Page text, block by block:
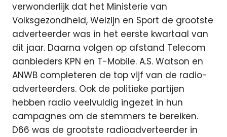
verwonderlijk dat het Ministerie van
Volksgezondheid, Welzijn en Sport de grootste
adverteerder was in het eerste kwartaal van
dit jaar. Daarna volgen op afstand Telecom
aanbieders KPN en T-Mobile. A.S. Watson en
ANWB completeren de top vijf van de radio-
adverteerders. Ook de politieke partijen
hebben radio veelvuldig ingezet in hun
campagnes om de stemmers te bereiken.
D66 was de grootste radioadverteerder in